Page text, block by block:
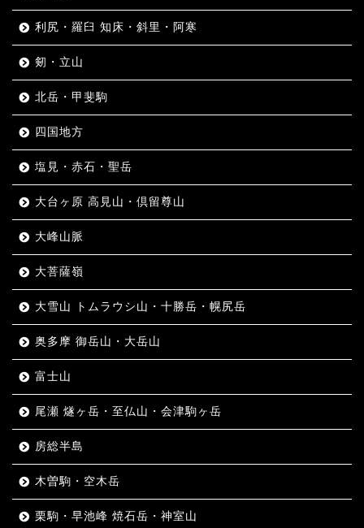
利尻・羅臼 知床・斜里・阿寒
剱・立山
北岳・甲斐駒
四国地方
塩見・赤石・聖岳
大台ヶ原 高見山・倶留尊山
大峰山脈
大菩薩嶺
大雪山 トムラウシ山・十勝岳・幌尻岳
奥多摩 御岳山・大岳山
富士山
尾瀬 燧ヶ岳・至仏山・会津駒ヶ岳
房総半島
木曽駒・空木岳
栗駒・早池峰 焼石岳・神室山